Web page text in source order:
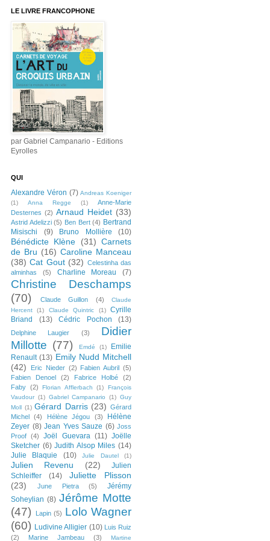
LE LIVRE FRANCOPHONE
par Gabriel Campanario - Editions
Eyrolles
QUI
Alexandre Véron (7) Andreas Koeniger
(1)
Anna Regge (1)
Anne-Marie
Desternes (2) Arnaud Heidet (33)
Astrid Adelizzi (5) Ben Bert (4) Bertrand
Misischi
(9) Bruno Mollière (10)
Bénédicte Klène (31) Carnets
de Bru (16) Caroline Manceau
(38) Cat Gout (32) Celestinha das
alminhas
(5) Charline Moreau (7)
Christine Deschamps
(70)
Claude Guillon (4)
Claude
Hercent
(1) Claude Quintric (1)
Cyrille
Briand
(13) Cédric Pochon (13)
Delphine Laugier (3)
Didier
Millotte (77) Emdé (1)
Emilie
Renault (13) Emily Nudd Mitchell
(42)
Eric Nieder (2) Fabien Aubril (5)
Fabien Denoel
(2) Fabrice Holbé
(2)
Faby (2) Florian Afflerbach (1)
François
Vaudour (1) Gabriel Campanario (1) Guy
Moll (1) Gérard Darris (23) Gérard
Michel
(4) Hélène Jégou (3)
Hélène
Zeyer (8) Jean Yves Sauze (6) Joss
Proof
(4) Joël Guevara (11) Joëlle
Sketcher (6) Judith Alsop Miles (14)
Julie Blaquie
(10) Julie Dautel (1)
Julien Revenu (22)
Julien
Schleiffer
(14)
Juliette Plisson
(23)
June Pietra (5)
Jérémy
Soheylian (8) Jérôme Motte
(47)
Lapin (5) Lolo Wagner
(60) Ludivine Alligier (10) Luis Ruiz
(2)
Marine Jambeau (3) Martine